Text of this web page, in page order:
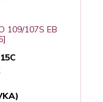
109/107S EB